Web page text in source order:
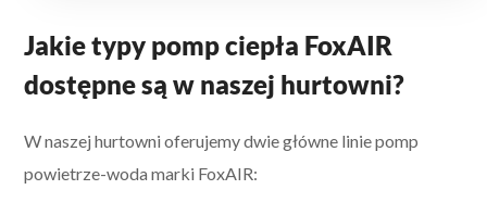
Jakie typy pomp ciepła FoxAIR
dostępne są w naszej hurtowni?
W naszej hurtowni oferujemy dwie główne linie pomp
powietrze-woda marki FoxAIR: